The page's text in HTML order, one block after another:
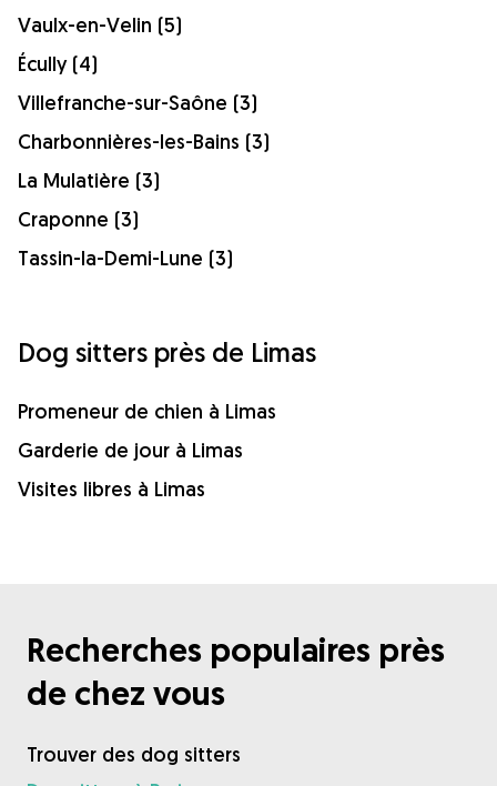
Vaulx-en-Velin (5)
Écully (4)
Villefranche-sur-Saône (3)
Charbonnières-les-Bains (3)
La Mulatière (3)
Craponne (3)
Tassin-la-Demi-Lune (3)
Dog sitters près de Limas
Promeneur de chien à Limas
Garderie de jour à Limas
Visites libres à Limas
Recherches populaires près
de chez vous
Trouver des dog sitters